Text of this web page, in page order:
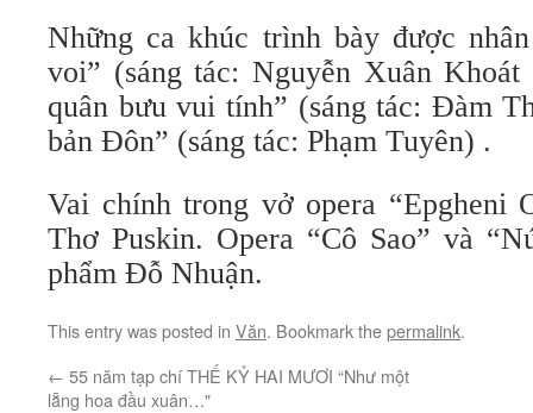
Những ca khúc trình bày được
voi” (sáng tác: Nguyễn Xuân
quân bưu vui tính” (sáng tác: Đàm
bản Đôn” (sáng tác: Phạm Tuyên) .
Vai chính trong vở opera “Epgheni
Thơ Puskin. Opera “Cô Sao” và
phẩm Đỗ Nhuận.
This entry was posted in Văn. Bookmark thepermalink.
← 55 năm tạp chí THẾ KỶ HAI MƯƠI “Như một
lẵng hoa đầu xuân…"